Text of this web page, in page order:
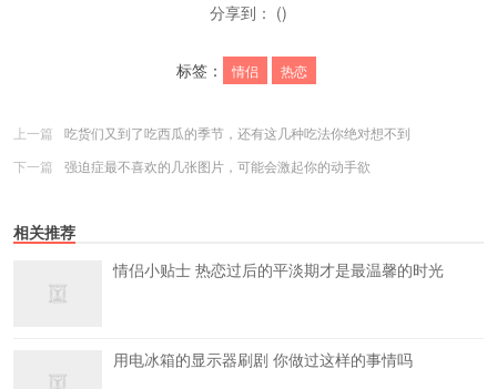
分享到： ()
标签： 情侣 热恋
上一篇
吃货们又到了吃西瓜的季节，还有这几种吃法你绝对想不到
下一篇
强迫症最不喜欢的几张图片，可能会激起你的动手欲
相关推荐
情侣小贴士 热恋过后的平淡期才是最温馨的时光
用电冰箱的显示器刷剧 你做过这样的事情吗